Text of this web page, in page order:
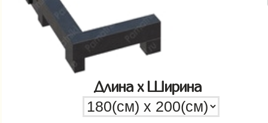
Длина x Ширина